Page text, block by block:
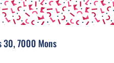
7000 Mons